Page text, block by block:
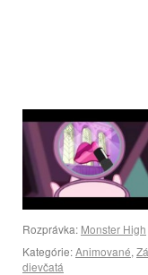
Rozprávka: Monster High
Kategórie:Animované,
dievčatá